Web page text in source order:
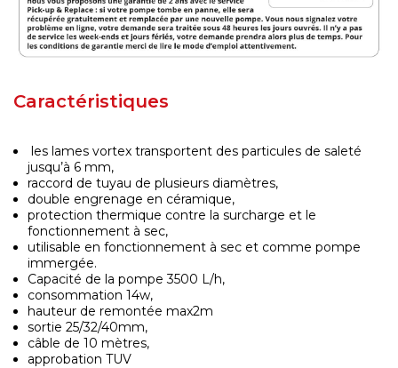
Caractéristiques
les lames vortex transportent des particules de saleté
jusqu’à 6 mm,
raccord de tuyau de plusieurs diamètres,
double engrenage en céramique,
protection thermique contre la surcharge et le
fonctionnement à sec,
utilisable en fonctionnement à sec et comme pompe
immergée.
Capacité de la pompe 3500 L/h,
consommation 14w,
hauteur de remontée max2m
sortie 25/32/40mm,
câble de 10 mètres,
approbation TUV